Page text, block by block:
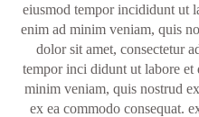
eiusmod tempor incididunt ut
enim ad minim veniam, quis
dolor sit amet, consectetur
tempor inci didunt ut labore
minim veniam, quis nostrud
ex ea commodo consequat.